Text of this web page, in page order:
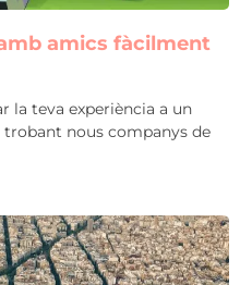
amics fàcilment
la teva experiència a un
nous companys de